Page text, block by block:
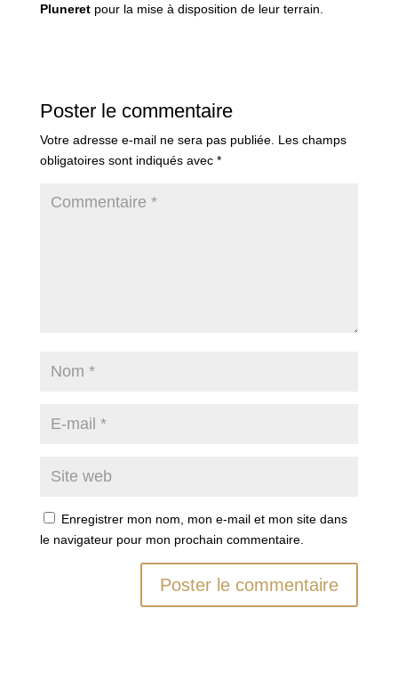
Pluneretpour la mise à disposition de leur terrain.
Poster le commentaire
Votre adresse e-mail ne sera pas publiée. Les champs
obligatoires sont indiqués avec *
Enregistrer mon nom, mon e-mail et mon site dans
le navigateur pour mon prochain commentaire.